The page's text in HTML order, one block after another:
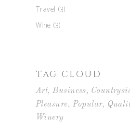
Travel (3)
Wine (3)
TAG CLOUD
Art Business
Pleasure
Popular
Winery